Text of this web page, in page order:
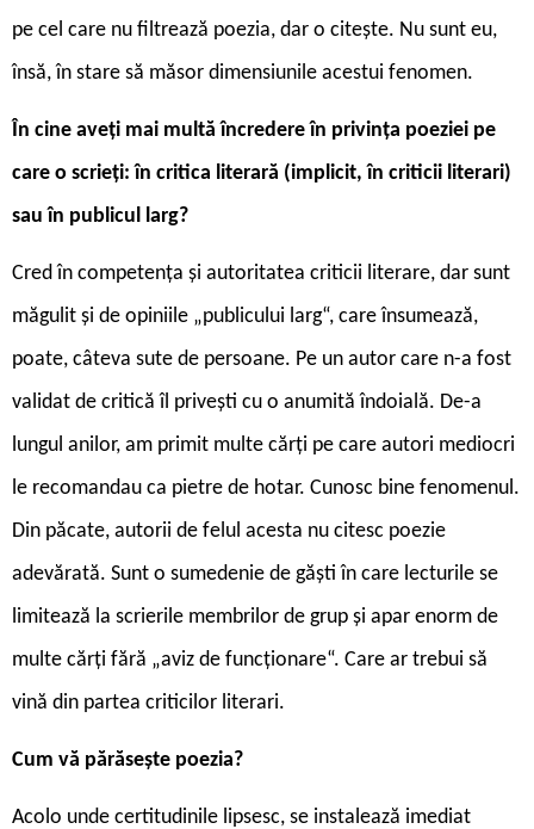
pe cel care nu filtrează poezia, dar o citește. Nu sunt eu,
însă, în stare să măsor dimensiunile acestui fenomen.
În cine aveți mai multă încredere în privința poeziei pe
care o scrieți: în critica literară (implicit, în criticii literari)
sau în publicul larg?
Cred în competența și autoritatea criticii literare, dar sunt
măgulit și de opiniile „publicului larg“, care însumează,
poate, câteva sute de persoane. Pe un autor care n-a fost
validat de critică îl privești cu o anumită îndoială. De-a
lungul anilor, am primit multe cărți pe care autori mediocri
le recomandau ca pietre de hotar. Cunosc bine fenomenul.
Din păcate, autorii de felul acesta nu citesc poezie
adevărată. Sunt o sumedenie de găști în care lecturile se
limitează la scrierile membrilor de grup și apar enorm de
multe cărți fără „aviz de funcționare“. Care ar trebui să
vină din partea criticilor literari.
Cum vă părăsește poezia?
Acolo unde certitudinile lipsesc, se instalează imediat